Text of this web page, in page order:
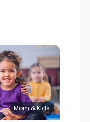
Mom & Kids